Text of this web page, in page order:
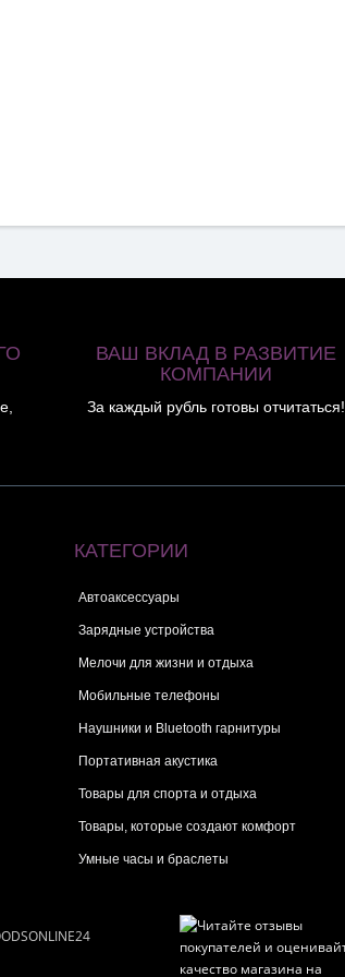
ВАШ ВКЛАД В РАЗВИТИЕ
КОМПАНИИ
За каждый рубль готовы отчитаться!
КАТЕГОРИИ
Автоаксессуары
Зарядные устройства
Мелочи для жизни и отдыха
Мобильные телефоны
Наушники и Bluetooth гарнитуры
Портативная акустика
Товары для спорта и отдыха
Товары, которые создают комфорт
Умные часы и браслеты